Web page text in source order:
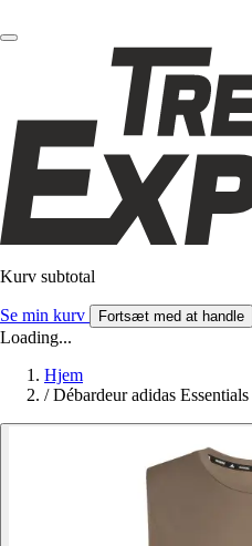
Kurv subtotal
Se min kurv Fortsæt med at handle
Loading...
Hjem
/ Débardeur adidas Essentials